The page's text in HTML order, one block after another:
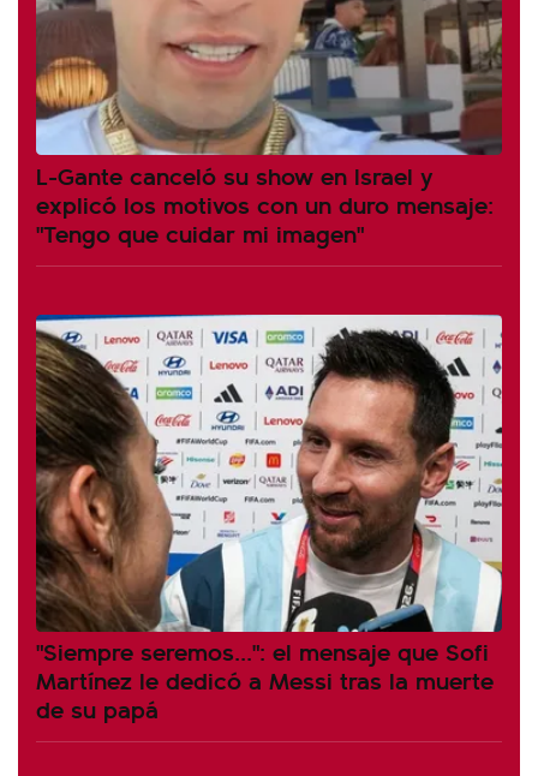
L-Gante canceló su show en Israel y
explicó los motivos con un duro mensaje:
"Tengo que cuidar mi imagen"
"Siempre seremos...": el mensaje que Sofi
Martínez le dedicó a Messi tras la muerte
de su papá